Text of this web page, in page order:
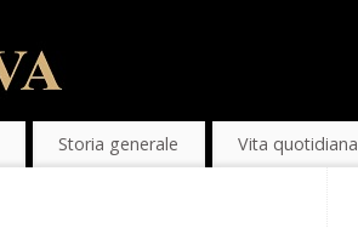
Storia generale Vita quotidiana